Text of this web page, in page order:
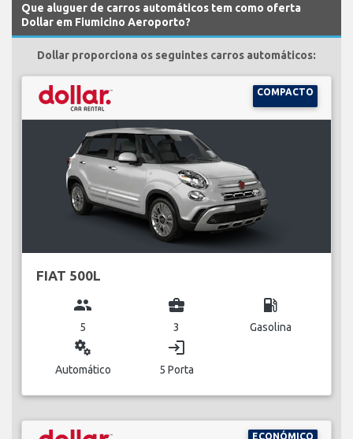
Que aluguer de carros automáticos tem como oferta
Dollar em Fiumicino Aeroporto?
Dollar proporciona os seguintes carros automáticos:
COMPACTO
FIAT 500L
group
5
business_center
3
local_gas_station
Gasolina
miscellaneous_services
Automático
login
5 Porta
ECONÓMICO